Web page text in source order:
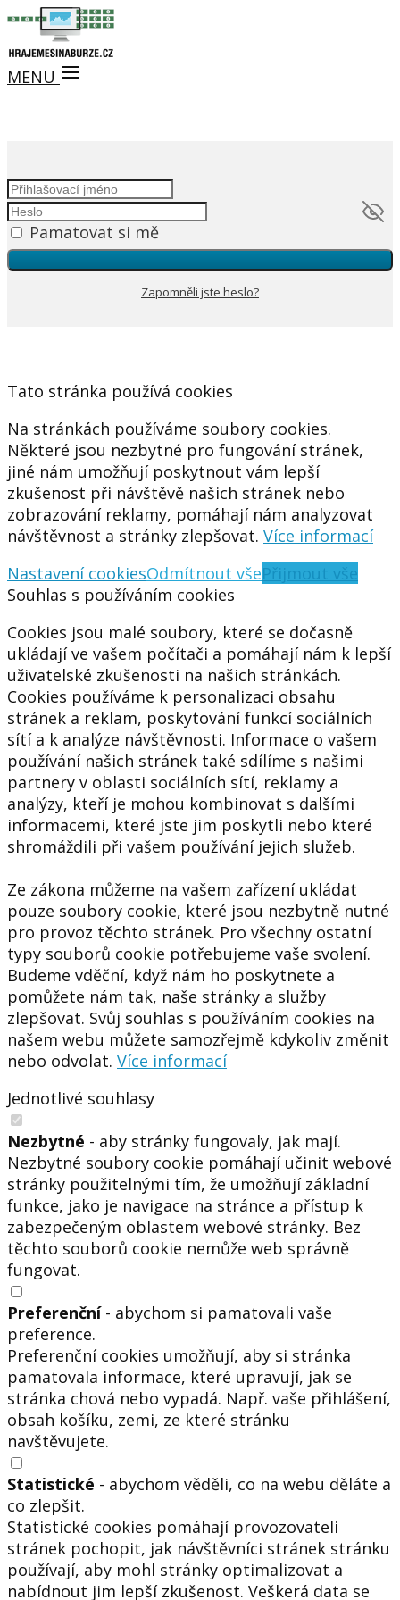
MENU
Pamatovat si mě
Zapomněli jste heslo?
Tato stránka používá cookies
Na stránkách používáme soubory cookies.
Některé jsou nezbytné pro fungování stránek,
jiné nám umožňují poskytnout vám lepší
zkušenost při návštěvě našich stránek nebo
zobrazování reklamy, pomáhají nám analyzovat
návštěvnost a stránky zlepšovat. Více informací
Nastavení cookiesOdmítnout všePřijmout vše
Souhlas s používáním cookies
Cookies jsou malé soubory, které se dočasně
ukládají ve vašem počítači a pomáhají nám k lepší
uživatelské zkušenosti na našich stránkách.
Cookies používáme k personalizaci obsahu
stránek a reklam, poskytování funkcí sociálních
sítí a k analýze návštěvnosti. Informace o vašem
používání našich stránek také sdílíme s našimi
partnery v oblasti sociálních sítí, reklamy a
analýzy, kteří je mohou kombinovat s dalšími
informacemi, které jste jim poskytli nebo které
shromáždili při vašem používání jejich služeb.
Ze zákona můžeme na vašem zařízení ukládat
pouze soubory cookie, které jsou nezbytně nutné
pro provoz těchto stránek. Pro všechny ostatní
typy souborů cookie potřebujeme vaše svolení.
Budeme vděční, když nám ho poskytnete a
pomůžete nám tak, naše stránky a služby
zlepšovat. Svůj souhlas s používáním cookies na
našem webu můžete samozřejmě kdykoliv změnit
nebo odvolat. Více informací
Jednotlivé souhlasy
Nezbytné - aby stránky fungovaly, jak mají.
Nezbytné soubory cookie pomáhají učinit webové
stránky použitelnými tím, že umožňují základní
funkce, jako je navigace na stránce a přístup k
zabezpečeným oblastem webové stránky. Bez
těchto souborů cookie nemůže web správně
fungovat.
Preferenční- abychom si pamatovali vaše
preference.
Preferenční cookies umožňují, aby si stránka
pamatovala informace, které upravují, jak se
stránka chová nebo vypadá. Např. vaše přihlášení,
obsah košíku, zemi, ze které stránku
navštěvujete.
Statistické - abychom věděli, co na webu děláte a
co zlepšit.
Statistické cookies pomáhají provozovateli
stránek pochopit, jak návštěvníci stránek stránku
používají, aby mohl stránky optimalizovat a
nabídnout jim lepší zkušenost. Veškerá data se